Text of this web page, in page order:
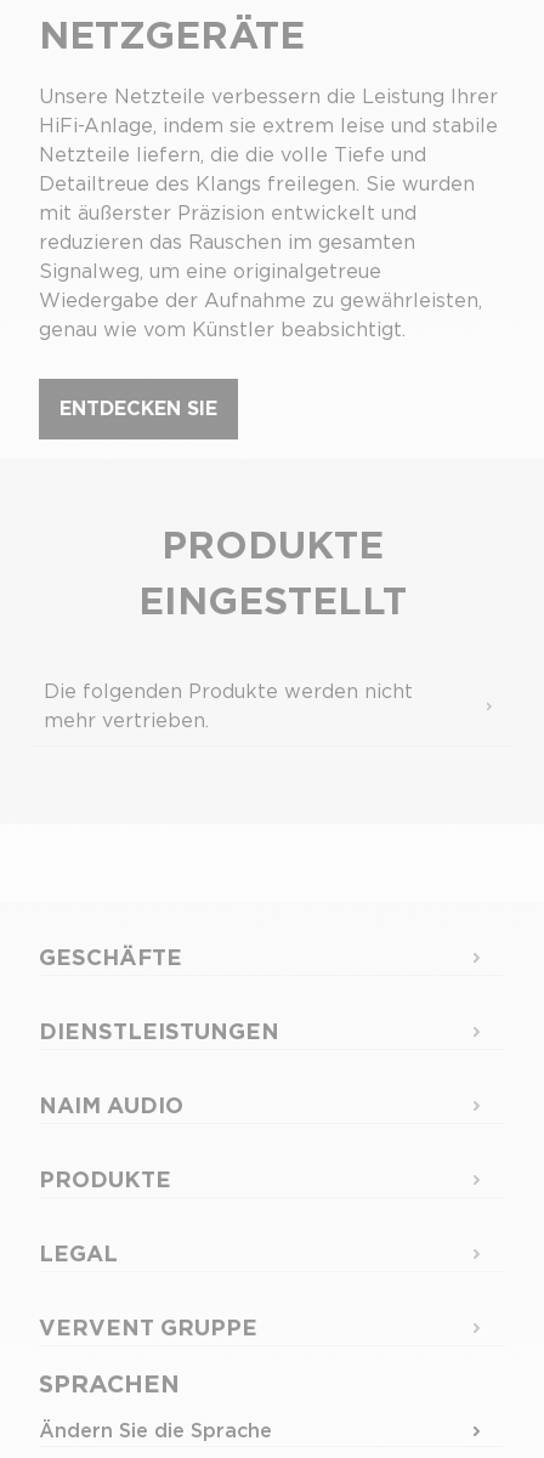
NETZGERÄTE
Unsere Netzteile verbessern die Leistung Ihrer
HiFi-Anlage, indem sie extrem leise und stabile
Netzteile liefern, die die volle Tiefe und
Detailtreue des Klangs freilegen. Sie wurden
mit äußerster Präzision entwickelt und
reduzieren das Rauschen im gesamten
Signalweg, um eine originalgetreue
Wiedergabe der Aufnahme zu gewährleisten,
genau wie vom Künstler beabsichtigt.
ENTDECKEN SIE
PRODUKTE
EINGESTELLT
Die folgenden Produkte werden nicht
mehr vertrieben.
SPRACHEN
Ändern Sie die Sprache
GESCHÄFTE
DIENSTLEISTUNGEN
NAIM AUDIO
PRODUKTE
LEGAL
VERVENT GRUPPE